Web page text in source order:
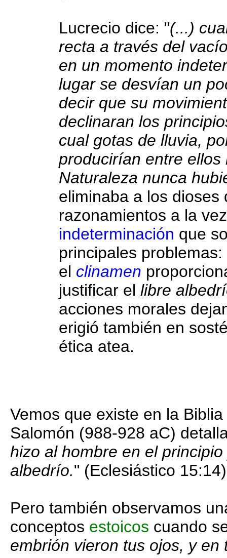
Lucrecio dice: "(...)
recta a través del
en un momento
lugar se desvían un
decir que su
declinaran los
cual gotas de lluvia,
producirían entre
Naturaleza nunca
eliminaba a los dioses
razonamientos a la
indeterminación que
principales
el clinamen
justificar el libre
acciones morales
erigió también en
ética atea.
Vemos que existe en la
Salomón (988-928 aC)
hizo al hombre en el
albedrío." (Eclesiástico
Pero también observamos
conceptos estoicos cuando
embrión vieron tus ojos, y